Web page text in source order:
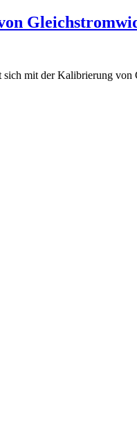
mit der Kalibrierung von